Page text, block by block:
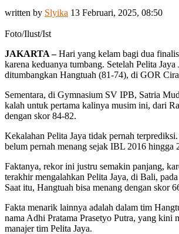
written by Slyika 13 Februari, 2025, 08:50
Foto/Ilust/Ist
JAKARTA –Hari yang kelam bagi dua
karena keduanya tumbang. Setelah Pelita Jaya
ditumbangkan Hangtuah (81-74), di GOR
Sementara, di Gymnasium SV IPB, Satria
kalah untuk pertama kalinya musim ini, dari
dengan skor 84-82.
Kekalahan Pelita Jaya tidak pernah
belum pernah menang sejak IBL 2016 hingga
Faktanya, rekor ini justru semakin panjang,
terakhir mengalahkan Pelita Jaya, di Bali,
Saat itu, Hangtuah bisa menang dengan skor
Fakta menarik lainnya adalah dalam tim
nama Adhi Pratama Prasetyo Putra, yang kini
manajer tim Pelita Jaya.